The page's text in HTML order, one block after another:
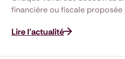
financière ou fiscale proposée
Lire l'actualité